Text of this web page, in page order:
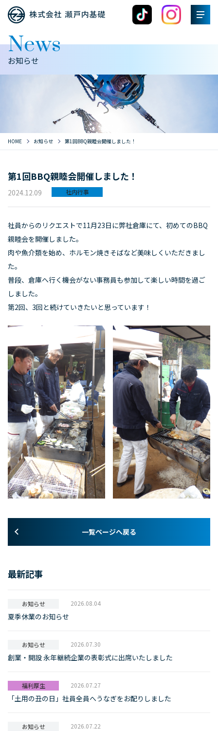
News
お知らせ
HOME お知らせ 第1回BBQ親睦会開催しました！
第1回BBQ親睦会開催しました！
2024.12.09 社内行事
社員からのリクエストで11月23日に弊社倉庫にて、初めてのBBQ
親睦会を開催しました。
肉や魚介類を始め、ホルモン焼きそばなど美味しくいただきまし
た。
普段、倉庫へ行く機会がない事務員も参加して楽しい時間を過ご
しました。
第2回、3回と続けていきたいと思っています！
一覧ページへ戻る
最新記事
お知らせ 2026.08.04
夏季休業のお知らせ
お知らせ 2026.07.30
創業・開設 永年継続企業の表彰式に出席いたしました
福利厚生 2026.07.27
「土用の丑の日」社員全員へうなぎをお配りしました
お知らせ 2026.07.22